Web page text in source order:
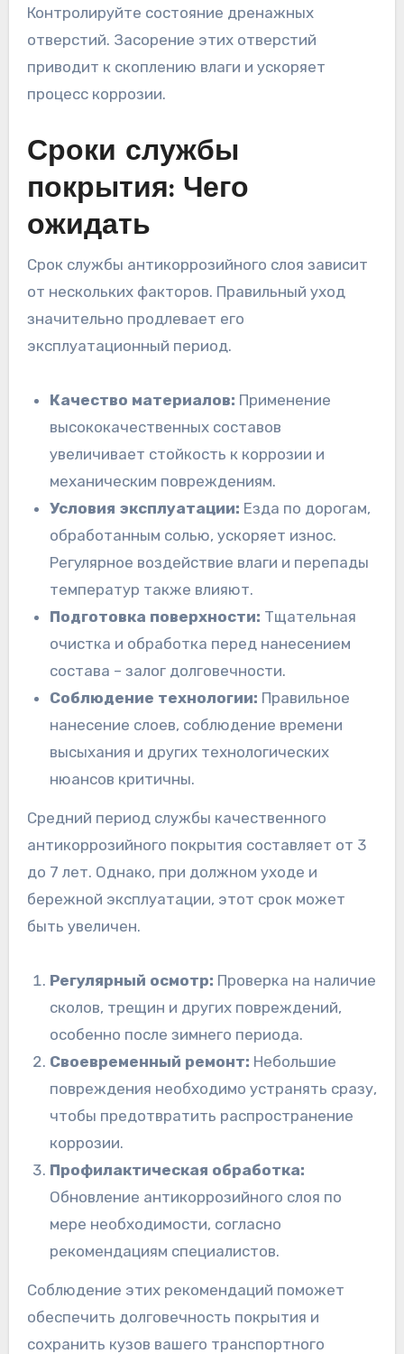
Контролируйте состояние дренажных
отверстий. Засорение этих отверстий
приводит к скоплению влаги и ускоряет
процесс коррозии.
Сроки службы
покрытия: Чего
ожидать
Срок службы антикоррозийного слоя зависит
от нескольких факторов. Правильный уход
значительно продлевает его
эксплуатационный период.
Качество материалов: Применение
высококачественных составов
увеличивает стойкость к коррозии и
механическим повреждениям.
Условия эксплуатации: Езда по дорогам,
обработанным солью, ускоряет износ.
Регулярное воздействие влаги и перепады
температур также влияют.
Подготовка поверхности: Тщательная
очистка и обработка перед нанесением
состава – залог долговечности.
Соблюдение технологии: Правильное
нанесение слоев, соблюдение времени
высыхания и других технологических
нюансов критичны.
Средний период службы качественного
антикоррозийного покрытия составляет от 3
до 7 лет. Однако, при должном уходе и
бережной эксплуатации, этот срок может
быть увеличен.
Регулярный осмотр: Проверка на наличие
сколов, трещин и других повреждений,
особенно после зимнего периода.
Своевременный ремонт: Небольшие
повреждения необходимо устранять сразу,
чтобы предотвратить распространение
коррозии.
Профилактическая обработка:
Обновление антикоррозийного слоя по
мере необходимости, согласно
рекомендациям специалистов.
Соблюдение этих рекомендаций поможет
обеспечить долговечность покрытия и
сохранить кузов вашего транспортного